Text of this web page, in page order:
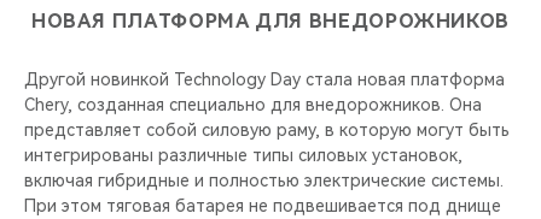
НОВАЯ ПЛАТФОРМА ДЛЯ ВНЕДОРОЖНИКОВ
Другой новинкой Technology Day стала новая платформа
Chery, созданная специально для внедорожников. Она
представляет собой силовую раму, в которую могут быть
интегрированы различные типы силовых установок,
включая гибридные и полностью электрические системы.
При этом тяговая батарея не подвешивается под днище